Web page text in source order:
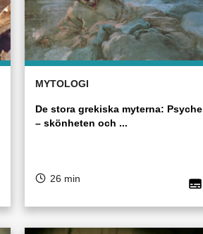
MYTOLOGI
De stora grekiska myterna: Psyche
– skönheten och ...
26 min